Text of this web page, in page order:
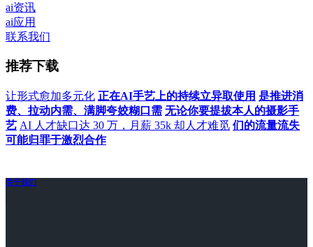
ai资讯
ai应用
联系我们
推荐下载
让形式愈加多元化 正在AI手艺上的持续立异取使用 是推进消
费、拉动内需、满脚夸姣糊口需 无论你要提拔本人的摄影手
艺 AI 人才缺口达 30 万，月薪 35k 却人才难觅 们的流量流失
可能归罪于激烈合作
关于我们